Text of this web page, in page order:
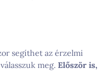
segíthet az érzelmi
meg. Először is,